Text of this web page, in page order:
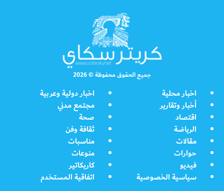
جميع الحقوق محفوظة © 2026
اخبار محلية
اخبار دولية وعربية
أخبار وتقارير
مجتمع مدني
اقتصاد
صحة
الرياضة
ثقافة وفن
مقالات
مناسبات
حوارات
منوعات
فيديو
كاريكاتير
سياسية الخصوصية
اتفاقية المستخدم